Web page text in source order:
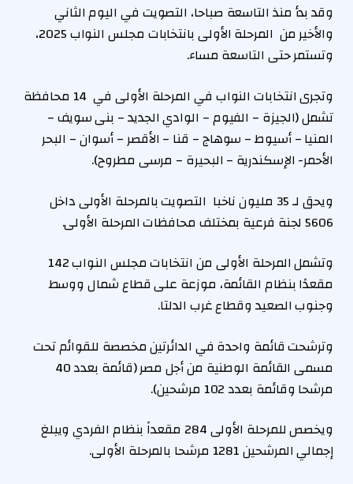
وقد بدأ منذ التاسعة صباحا، التصويت في اليوم الثاني
والأخير من المرحلة الأولى بانتخابات مجلس النواب 2025،
وتستمر حتى التاسعة مساء.
وتجرى انتخابات النواب في المرحلة الأولى في 14 محافظة
تشمل (الجيزة – الفيوم – الوادي الجديد – بنى سويف –
المنيا – أسيوط – سوهاج – قنا – الأقصر – أسوان – البحر
الأحمر- الإسكندرية – البحيرة – مرسى مطروح).
ويحق لـ 35 مليون ناخبا التصويت بالمرحلة الأولى داخل
5606 لجنة فرعية بمختلف محافظات المرحلة الأولى.
وتشمل المرحلة الأولى من انتخابات مجلس النواب 142
مقعدًا بنظام القائمة، موزعة على قطاع شمال ووسط
وجنوب الصعيد وقطاع غرب الدلتا.
وترشحت قائمة واحدة في الدائرتين مخصصة للقوائم تحت
مسمى القائمة الوطنية من أجل مصر (قائمة بعدد 40
مرشحا وقائمة بعدد 102 مرشحين).
ويخصص للمرحلة الأولى 284 مقعداً بنظام الفردي ويبلغ
إجمالي المرشحين 1281 مرشحا بالمرحلة الأولى.